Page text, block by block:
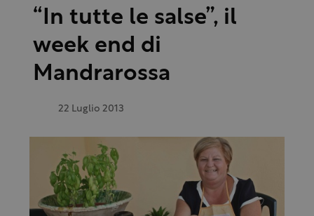
“In tutte le salse”, il
week end di
Mandrarossa
22 Luglio 2013